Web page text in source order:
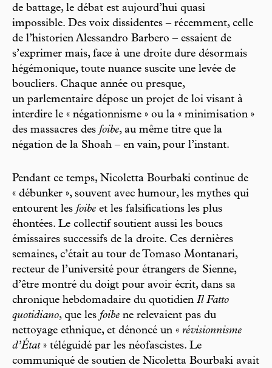
de battage, le débat est aujourd’hui quasi
impossible. Des voix dissidentes – récemment, celle
de l’historien Alessandro Barbero – essaient de
s’exprimer mais, face à une droite dure désormais
hégémonique, toute nuance suscite une levée de
boucliers. Chaque année ou presque,
un parlementaire dépose un projet de loi visant à
interdire le « négationnisme » ou la « minimisation »
des massacres des foibe, au même titre que la
négation de la Shoah – en vain, pour l’instant.
Pendant ce temps, Nicoletta Bourbaki continue de
« débunker », souvent avec humour, les mythes qui
entourent les foibe et les falsifications les plus
éhontées. Le collectif soutient aussi les boucs
émissaires successifs de la droite. Ces dernières
semaines, c’était au tour de Tomaso Montanari,
recteur de l’université pour étrangers de Sienne,
d’être montré du doigt pour avoir écrit, dans sa
chronique hebdomadaire du quotidien Il Fatto
quotidiano, que les foibe ne relevaient pas du
nettoyage ethnique, et dénoncé un « révisionnisme
d’État» téléguidé par les néofascistes. Le
communiqué de soutien de Nicoletta Bourbaki avait